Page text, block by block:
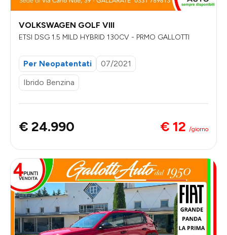
VOLKSWAGEN GOLF VIII
ETSI DSG 1.5 MILD HYBRID 130CV - PRMO GALLOTTI
Per Neopatentati
07/2021
Ibrido Benzina
€ 24.990 € 12 /giorno